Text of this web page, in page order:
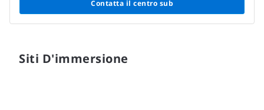
Contatta il centro sub
Siti D'immersione